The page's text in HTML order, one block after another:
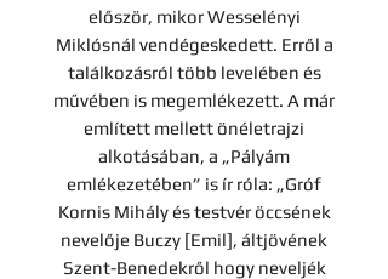
először, mikor Wesselényi
Miklósnál vendégeskedett. Erről a
találkozásról több levelében és
művében is megemlékezett. A már
említett mellett önéletrajzi
alkotásában, a „Pályám
emlékezetében” is ír róla: „Gróf
Kornis Mihály és testvér öccsének
nevelője Buczy [Emil], áltjövének
Szent-Benedekről hogy neveljék